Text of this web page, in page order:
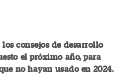
consejos de desarrollo
el próximo año, para
no hayan usado en 2024.